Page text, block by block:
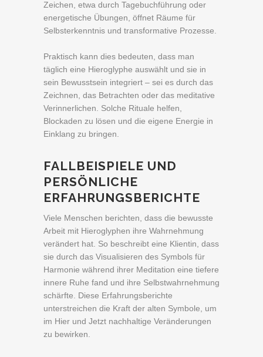
Zeichen, etwa durch Tagebuchführung oder
energetische Übungen, öffnet Räume für
Selbsterkenntnis und transformative Prozesse.
Praktisch kann dies bedeuten, dass man
täglich eine Hieroglyphe auswählt und sie in
sein Bewusstsein integriert – sei es durch das
Zeichnen, das Betrachten oder das meditative
Verinnerlichen. Solche Rituale helfen,
Blockaden zu lösen und die eigene Energie in
Einklang zu bringen.
FALLBEISPIELE UND
PERSÖNLICHE
ERFAHRUNGSBERICHTE
Viele Menschen berichten, dass die bewusste
Arbeit mit Hieroglyphen ihre Wahrnehmung
verändert hat. So beschreibt eine Klientin, dass
sie durch das Visualisieren des Symbols für
Harmonie während ihrer Meditation eine tiefere
innere Ruhe fand und ihre Selbstwahrnehmung
schärfte. Diese Erfahrungsberichte
unterstreichen die Kraft der alten Symbole, um
im Hier und Jetzt nachhaltige Veränderungen
zu bewirken.